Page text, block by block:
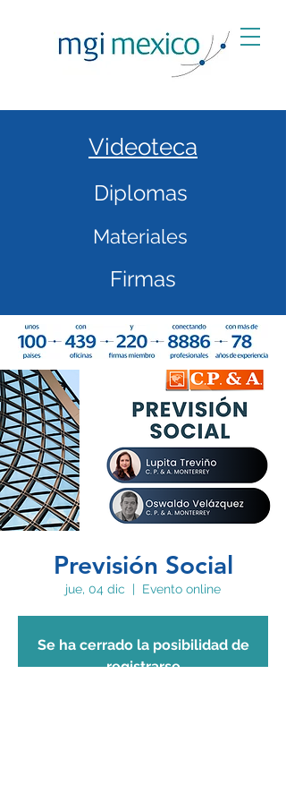
Videoteca
Diplomas
Materiales
Firmas
Previsión Social
jue, 04 dic
  |
Evento online
Se ha cerrado la posibilidad de
registrarse